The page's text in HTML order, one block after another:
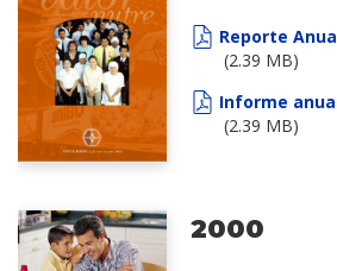
Reporte
(2.39 MB)
Informe
(2.39 MB)
2000